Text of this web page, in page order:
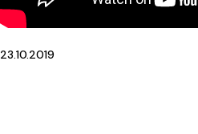
23.10.2019